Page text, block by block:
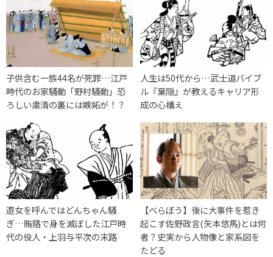
子供含む一族44名が死罪…江戸
時代のお家騒動「野村騒動」恐
ろしい粛清の裏には嫉妬が！？
人生は50代から…武士道バイブ
ル『葉隠』が教えるキャリア形
成の心構え
遊女を呼んではどんちゃん騒
ぎ…賄賂で身を滅ぼした江戸時
代の役人・上羽与平次の末路
【べらぼう】後に大事件を惹き
起こす佐野政言(矢本悠馬)とは何
者？史実から人物像と家系図を
たどる